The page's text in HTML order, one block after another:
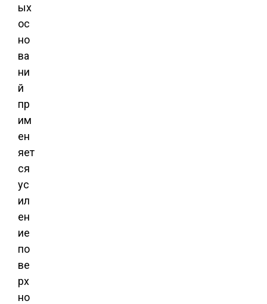
ых
ос
но
ва
ни
й
пр
им
ен
яет
ся
ус
ил
ен
ие
по
ве
рх
но